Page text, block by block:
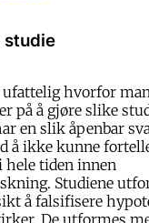
studie
ufattelig hvorfor
på å gjøre slike
en slik åpenbar
å ikke kunne
hele tiden innen
Studiene
å falsifisere